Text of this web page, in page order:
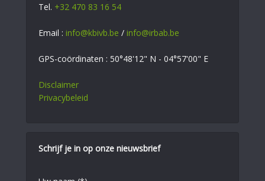
Tel. +32 470 83 16 54
Email : info@kbivb.be / info@irbab.be
GPS-coördinaten : 50°48'12" N - 04°57'00" E
Disclaimer
Privacybeleid
Schrijf je in op onze nieuwsbrief